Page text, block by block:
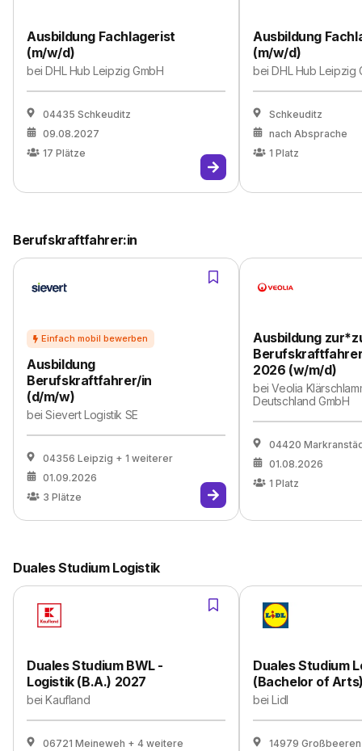
Ausbildung Fachlagerist
(m/w/d)
beiDHL Hub Leipzig GmbH
04435 Schkeuditz
09.08.2027
17 Plätze
Ausbildung
(m/w/d)
beiDHL Hub Leipzig
Schkeuditz
nach Absprache
1 Platz
Berufskraftfahrer:in
Ausbildung
Berufskraftfahrer/in
(d/m/w)
beiSievert Logistik SE
04356 Leipzig + 1 weiterer
01.09.2026
3 Plätze
Ausbildung
2026 (w/m/d)
beiVeolia
Deutschland GmbH
04420
01.08.2026
1 Platz
Duales Studium Logistik
Duales Studium BWL -
Logistik (B.A.) 2027
beiKaufland
06721 Meineweh + 4 weitere
Duales Studium
(Bachelor of
beiLidl
14979 Großbeeren